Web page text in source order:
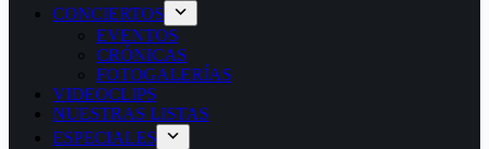
CONCIERTOS
EVENTOS
CRÓNICAS
FOTOGALERÍAS
VIDEOCLIPS
NUESTRAS LISTAS
ESPECIALES